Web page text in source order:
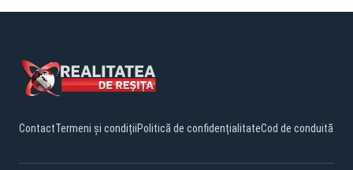
ContactTermeni și condițiiPolitică de confidențialitateCod de conduită